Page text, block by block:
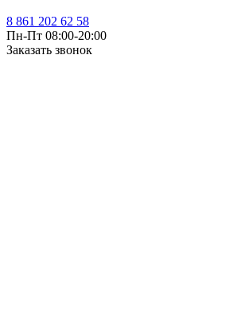
8 861 202 62 58
Пн-Пт 08:00-20:00
Заказать звонок